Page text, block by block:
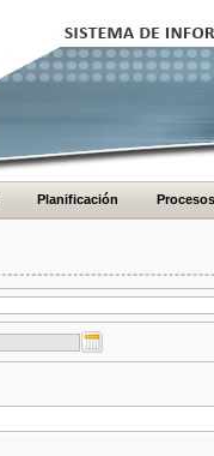
Planificación Procesos